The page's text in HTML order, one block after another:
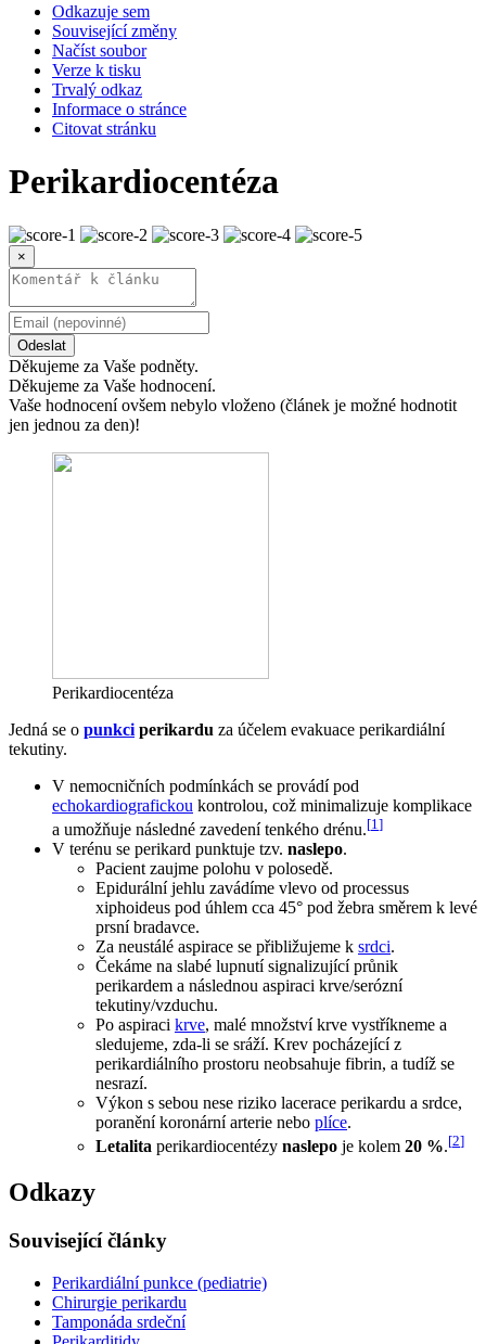
Odkazuje sem
Související změny
Načíst soubor
Verze k tisku
Trvalý odkaz
Informace o stránce
Citovat stránku
Perikardiocentéza
×
Odeslat
Děkujeme za Vaše podněty.
Děkujeme za Vaše hodnocení.
Vaše hodnocení ovšem nebylo vloženo (článek je možné hodnotit
jen jednou za den)!
Perikardiocentéza
Jedná se o punkci perikardu za účelem evakuace perikardiální
tekutiny.
V nemocničních podmínkách se provádí pod
echokardiografickou kontrolou, což minimalizuje komplikace
a umožňuje následné zavedení tenkého drénu.[1 ]
V terénu se perikard punktuje tzv. naslepo.
Pacient zaujme polohu v polosedě.
Epidurální jehlu zavádíme vlevo od processus
xiphoideus pod úhlem cca 45° pod žebra směrem k levé
prsní bradavce.
Za neustálé aspirace se přibližujeme k srdci.
Čekáme na slabé lupnutí signalizující průnik
perikardem a následnou aspiraci krve/serózní
tekutiny/vzduchu.
Po aspiraci krve, malé množství krve vystříkneme a
sledujeme, zda-li se sráží. Krev pocházející z
perikardiálního prostoru neobsahuje fibrin, a tudíž se
nesrazí.
Výkon s sebou nese riziko lacerace perikardu a srdce,
poranění koronární arterie nebo plíce.
Letalita perikardiocentézy naslepo je kolem 20 %.[2]
Odkazy
Související články
Perikardiální punkce (pediatrie)
Chirurgie perikardu
Tamponáda srdeční